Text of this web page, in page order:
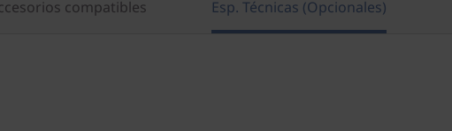
compatibles Esp. Técnicas (Opcionales)